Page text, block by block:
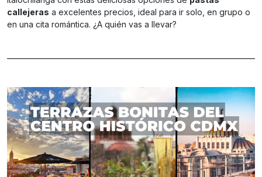
callejeras a excelentes precios, ideal para ir solo, en grupo o
en una cita romántica. ¿A quién vas a llevar?